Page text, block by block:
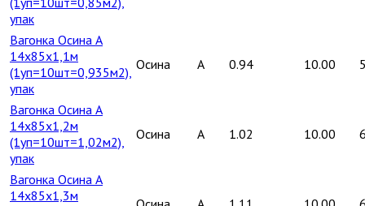
упак
Вагонка Осина А
14х85х1,1м
(1уп=10шт=0,935м2),
упак
Осина A 0.94 10.00
Вагонка Осина А
14х85х1,2м
(1уп=10шт=1,02м2),
упак
Осина A 1.02 10.00
Вагонка Осина А
14х85х1,3м